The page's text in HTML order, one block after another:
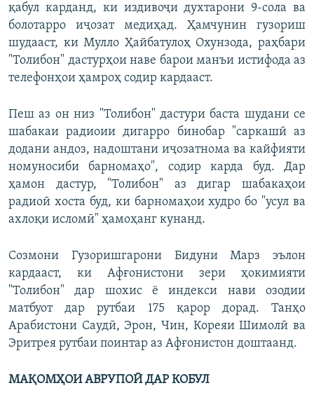
қабул карданд, ки издивоҷи духтарони 9-сола ва
болотарро иҷозат медиҳад. Ҳамчунин гузориш
шудааст, ки Мулло Ҳайбатулоҳ Охунзода, раҳбари
"Толибон" дастурҳои наве барои манъи истифода аз
телефонҳои ҳамроҳ содир кардааст.
Пеш аз он низ "Толибон" дастури баста шудани се
шабакаи радиоии дигарро бинобар "саркашӣ аз
додани андоз, надоштани иҷозатнома ва кайфияти
номуносиби барномаҳо", содир карда буд. Дар
ҳамон дастур, "Толибон" аз дигар шабакаҳои
радиоӣ хоста буд, ки барномаҳои худро бо "усул ва
ахлоқи исломӣ" ҳамоҳанг кунанд.
Созмони Гузоришгарони Бидуни Марз эълон
кардааст, ки Афғонистони зери ҳокимияти
"Толибон" дар шохис ё индекси нави озодии
матбуот дар рутбаи 175 қарор дорад. Танҳо
Арабистони Саудӣ, Эрон, Чин, Кореяи Шимолӣ ва
Эритрея рутбаи поинтар аз Афғонистон доштаанд.
МАҚОМҲОИ АВРУПОӢ ДАР КОБУЛ